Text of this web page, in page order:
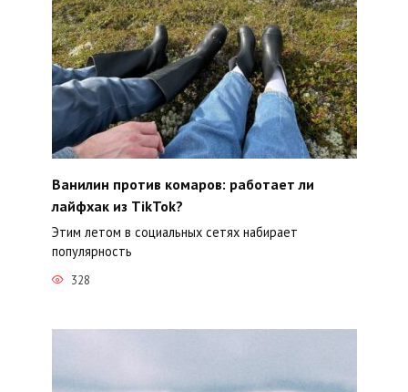
Ванилин против комаров: работает ли
лайфхак из TikTok?
Этим летом в социальных сетях набирает
популярность
328